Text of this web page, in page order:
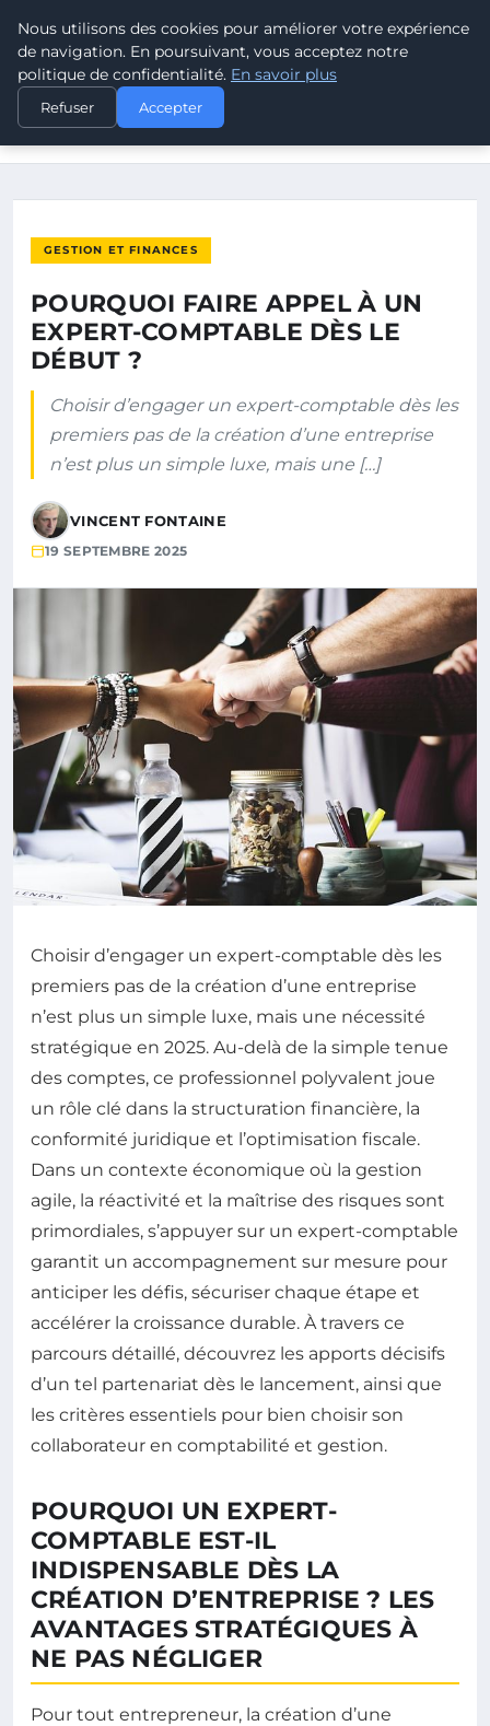
POUVOIR OUVRIER
ACCUEIL
POURQUOI FAIRE APPEL À UN EXPERT-COMPTABLE DÈS LE
GESTION ET FINANCES
POURQUOI FAIRE APPEL À UN
EXPERT-COMPTABLE DÈS LE
DÉBUT ?
Choisir d’engager un expert-comptable dès les
premiers pas de la création d’une entreprise
n’est plus un simple luxe, mais une […]
VINCENT FONTAINE
19 SEPTEMBRE 2025
Choisir d’engager un expert-comptable dès les
premiers pas de la création d’une entreprise
n’est plus un simple luxe, mais une nécessité
stratégique en 2025. Au-delà de la simple tenue
des comptes, ce professionnel polyvalent joue
un rôle clé dans la structuration financière, la
conformité juridique et l’optimisation fiscale.
Dans un contexte économique où la gestion
agile, la réactivité et la maîtrise des risques sont
primordiales, s’appuyer sur un expert-comptable
garantit un accompagnement sur mesure pour
anticiper les défis, sécuriser chaque étape et
accélérer la croissance durable. À travers ce
parcours détaillé, découvrez les apports décisifs
d’un tel partenariat dès le lancement, ainsi que
les critères essentiels pour bien choisir son
collaborateur en comptabilité et gestion.
POURQUOI UN EXPERT-
COMPTABLE EST-IL
INDISPENSABLE DÈS LA
CRÉATION D’ENTREPRISE ? LES
AVANTAGES STRATÉGIQUES À
NE PAS NÉGLIGER
Pour tout entrepreneur, la création d’une
Nous utilisons des cookies pour améliorer votre expérience
de navigation. En poursuivant, vous acceptez notre
politique de confidentialité. En savoir plus
Refuser Accepter